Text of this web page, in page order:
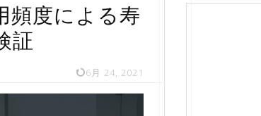
頻度による寿
証
6月 24, 2021